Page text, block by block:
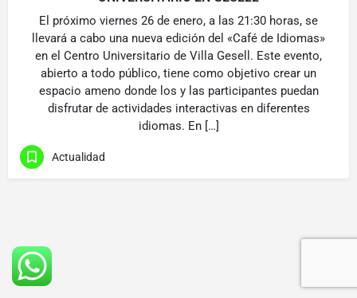
El próximo viernes 26 de enero, a las 21:30 horas, se
llevará a cabo una nueva edición del «Café de Idiomas»
en el Centro Universitario de Villa Gesell. Este evento,
abierto a todo público, tiene como objetivo crear un
espacio ameno donde los y las participantes puedan
disfrutar de actividades interactivas en diferentes
idiomas. En […]
Actualidad